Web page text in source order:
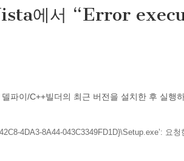
에서 “Error
파이/C++빌더의 최근 버전을 설치한 후 실행
4DA3-8A44-043C3349FD1D}\Setup.exe’: 요